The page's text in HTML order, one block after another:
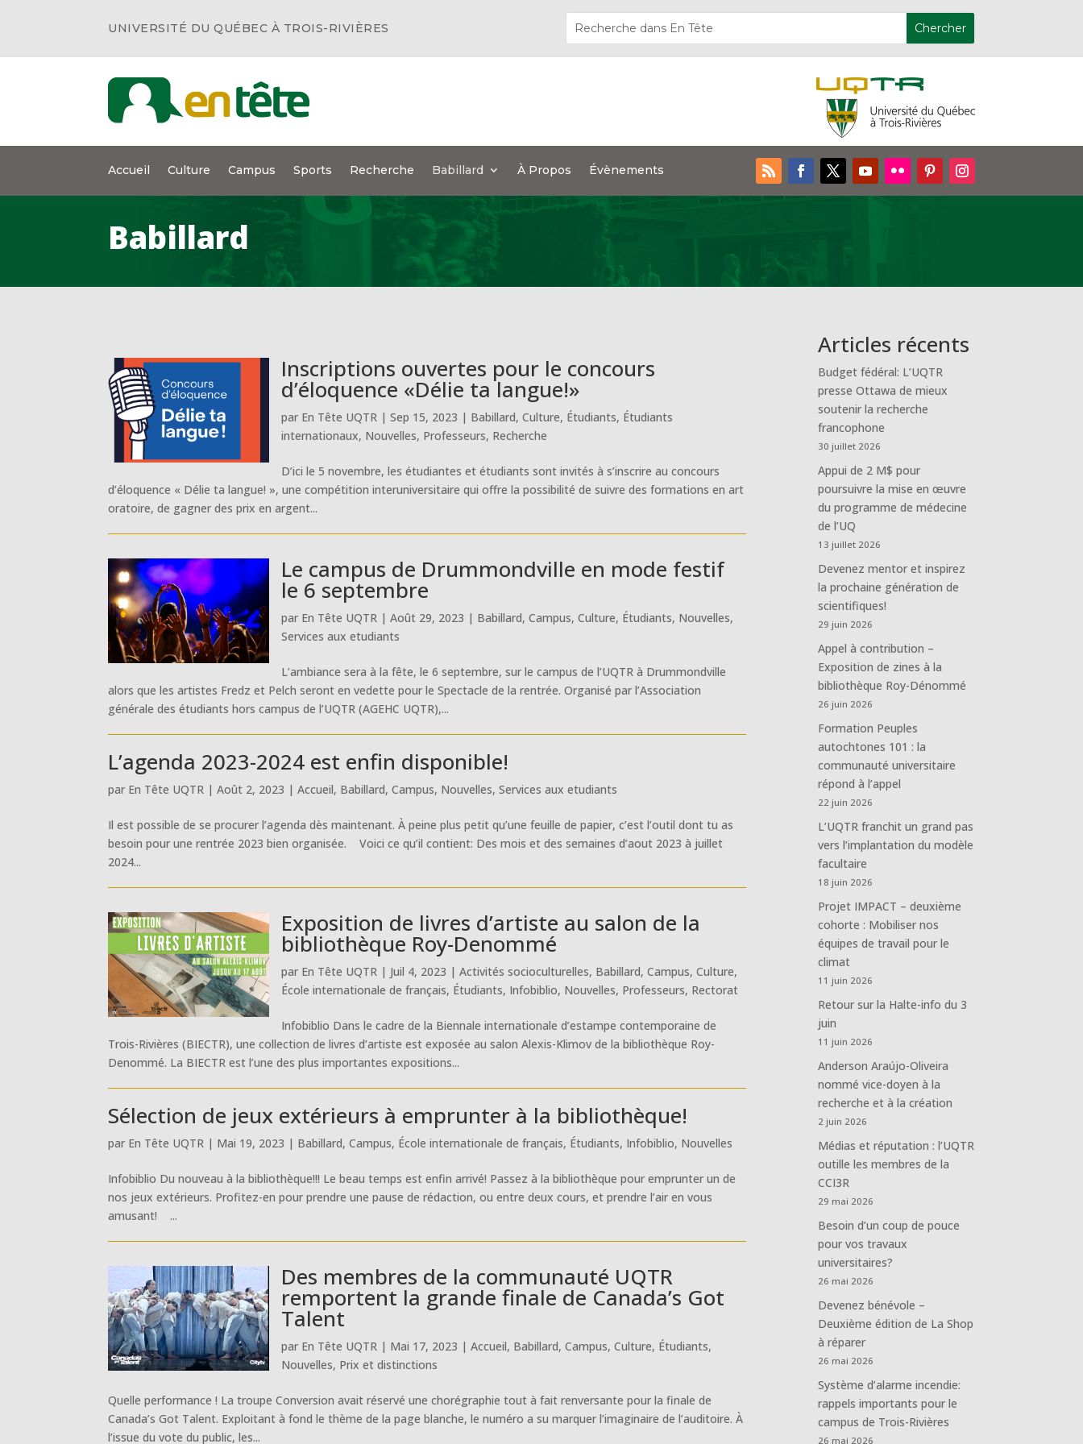
UNIVERSITÉ DU QUÉBEC À TROIS-RIVIÈRES
Accueil Culture Campus Sports Recherche Babillard À Propos Évènements
Babillard
Inscriptions ouvertes pour le concours
d’éloquence «Délie ta langue!»
par En Tête UQTR |Sep 15, 2023 | Babillard,Culture, Étudiants, Étudiants
internationaux, Nouvelles, Professeurs, Recherche
D’ici le 5 novembre, les étudiantes et étudiants sont invités à s’inscrire au concours
d’éloquence « Délie ta langue! », une compétition interuniversitaire qui offre la possibilité de suivre des formations en art
oratoire, de gagner des prix en argent...
Le campus de Drummondville en mode festif
le 6 septembre
par En Tête UQTR |Août 29, 2023 | Babillard,Campus,Culture, Étudiants, Nouvelles,
Services aux etudiants
L’ambiance sera à la fête, le 6 septembre, sur le campus de l’UQTR à Drummondville
alors que les artistes Fredz et Pelch seront en vedette pour le Spectacle de la rentrée. Organisé par l’Association
générale des étudiants hors campus de l’UQTR (AGEHC UQTR),...
L’agenda 2023-2024 est enfin disponible!
par En Tête UQTR |Août 2, 2023 |Accueil, Babillard,Campus, Nouvelles,Services aux etudiants
Il est possible de se procurer l’agenda dès maintenant. À peine plus petit qu’une feuille de papier, c’est l’outil dont tu as
besoin pour une rentrée 2023 bien organisée. Voici ce qu’il contient: Des mois et des semaines d’aout 2023 à juillet
2024...
Exposition de livres d’artiste au salon de la
bibliothèque Roy-Denommé
par En Tête UQTR | Juil 4, 2023 |Activités socioculturelles, Babillard,Campus,Culture,
École internationale de français, Étudiants, Infobiblio, Nouvelles, Professeurs, Rectorat
Infobiblio Dans le cadre de la Biennale internationale d’estampe contemporaine de
Trois-Rivières (BIECTR), une collection de livres d’artiste est exposée au salon Alexis-Klimov de la bibliothèque Roy-
Denommé. La BIECTR est l’une des plus importantes expositions...
Sélection de jeux extérieurs à emprunter à la bibliothèque!
par En Tête UQTR | Mai 19, 2023 | Babillard,Campus, École internationale de français, Étudiants, Infobiblio, Nouvelles
Infobiblio Du nouveau à la bibliothèque!!! Le beau temps est enfin arrivé! Passez à la bibliothèque pour emprunter un de
nos jeux extérieurs. Profitez-en pour prendre une pause de rédaction, ou entre deux cours, et prendre l’air en vous
amusant! ...
Des membres de la communauté UQTR
remportent la grande finale de Canada’s Got
Talent
par En Tête UQTR | Mai 17, 2023 |Accueil, Babillard,Campus,Culture, Étudiants,
Nouvelles, Prix et distinctions
Quelle performance ! La troupe Conversion avait réservé une chorégraphie tout à fait renversante pour la finale de
Canada’s Got Talent. Exploitant à fond le thème de la page blanche, le numéro a su marquer l’imaginaire de l’auditoire. À
l’issue du vote du public, les...
Articles récents
Budget fédéral: L’UQTR
presse Ottawa de mieux
soutenir la recherche
francophone
30 juillet 2026
Appui de 2 M$ pour
poursuivre la mise en œuvre
du programme de médecine
de l’UQ
13 juillet 2026
Devenez mentor et inspirez
la prochaine génération de
scientifiques!
29 juin 2026
Appel à contribution –
Exposition de zines à la
bibliothèque Roy-Dénommé
26 juin 2026
Formation Peuples
autochtones 101 : la
communauté universitaire
répond à l’appel
22 juin 2026
L’UQTR franchit un grand pas
vers l’implantation du modèle
facultaire
18 juin 2026
Projet IMPACT – deuxième
cohorte : Mobiliser nos
équipes de travail pour le
climat
11 juin 2026
Retour sur la Halte-info du 3
juin
11 juin 2026
Anderson Araújo-Oliveira
nommé vice-doyen à la
recherche et à la création
2 juin 2026
Médias et réputation : l’UQTR
outille les membres de la
CCI3R
29 mai 2026
Besoin d’un coup de pouce
pour vos travaux
universitaires?
26 mai 2026
Devenez bénévole –
Deuxième édition de La Shop
à réparer
26 mai 2026
Système d’alarme incendie:
rappels importants pour le
campus de Trois-Rivières
26 mai 2026